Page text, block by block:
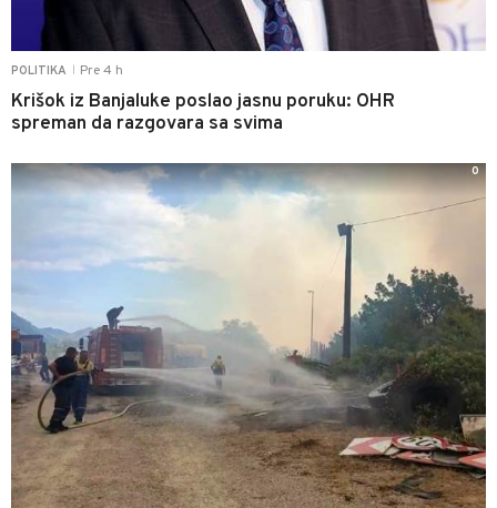
POLITIKA Pre 4 h
Krišok iz Banjaluke poslao jasnu poruku: OHR
spreman da razgovara sa svima
0